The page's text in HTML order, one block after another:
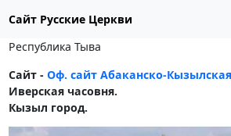
Сайт Русские Церкви
Республика Тыва
Сайт - Оф. сайт Абаканско-
Иверская часовня.
Кызыл город.